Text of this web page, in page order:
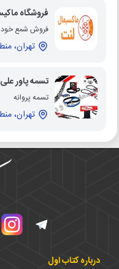
فروشگاه
فروش شمع
تهران، منطقه 12، محله بهارستان،
تسمه پاور
تسمه پروانه
تهران، منطقه 12، محله بهارستان،
درباره کتاب اول